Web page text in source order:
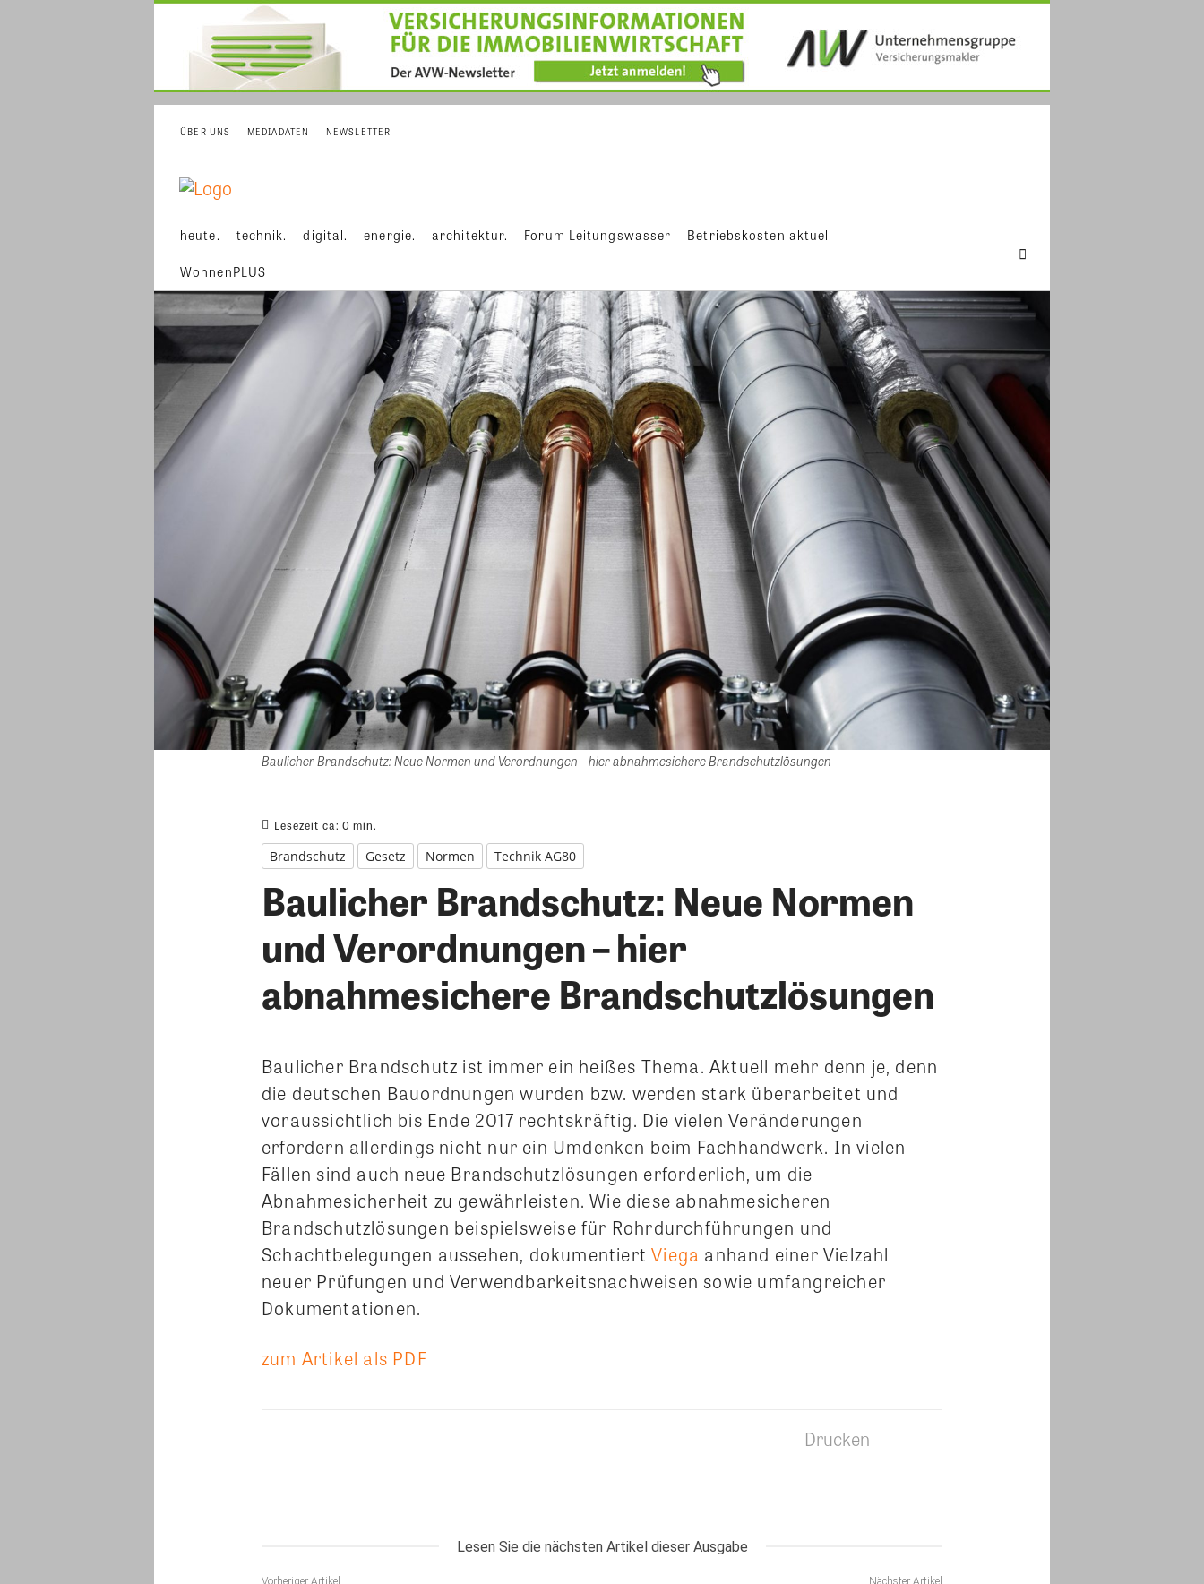
ÜBER UNS MEDIADATEN NEWSLETTER
heute. technik. digital. energie. architektur. Forum Leitungswasser Betriebskosten aktuell
WohnenPLUS
Baulicher Brandschutz: Neue Normen und Verordnungen – hier abnahmesichere Brandschutzlösungen
Lesezeit ca: 0 min.
Brandschutz Gesetz Normen Technik AG80
Baulicher Brandschutz: Neue Normen
und Verordnungen – hier
abnahmesichere Brandschutzlösungen
Baulicher Brandschutz ist immer ein heißes Thema. Aktuell mehr denn je, denn
die deutschen Bauordnungen wurden bzw. werden stark überarbeitet und
voraussichtlich bis Ende 2017 rechtskräftig. Die vielen Veränderungen
erfordern allerdings nicht nur ein Umdenken beim Fachhandwerk. In vielen
Fällen sind auch neue Brandschutzlösungen erforderlich, um die
Abnahmesicherheit zu gewährleisten. Wie diese abnahmesicheren
Brandschutzlösungen beispielsweise für Rohrdurchführungen und
Schachtbelegungen aussehen, dokumentiertViega anhand einer Vielzahl
neuer Prüfungen und Verwendbarkeitsnachweisen sowie umfangreicher
Dokumentationen.
zum Artikel als PDF
Drucken
Lesen Sie die nächsten Artikel dieser Ausgabe